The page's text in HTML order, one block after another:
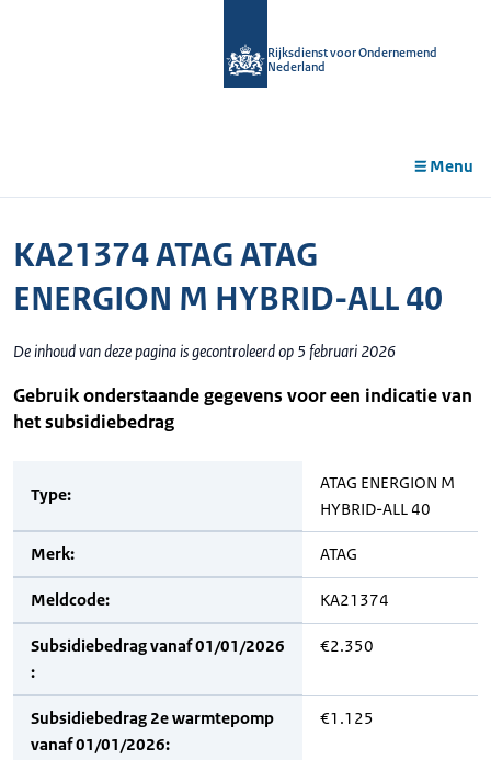
Rijksdienst voor Ondernemend
Nederland
Menu
KA21374 ATAG ATAG
ENERGION M HYBRID-ALL 40
De inhoud van deze pagina is gecontroleerd op 5 februari 2026
Gebruik onderstaande gegevens voor een indicatie van
het subsidiebedrag
Type:
ATAG ENERGION M
HYBRID-ALL 40
Merk: ATAG
Meldcode: KA21374
Subsidiebedrag vanaf 01/01/2026
:
€2.350
Subsidiebedrag 2e warmtepomp
vanaf 01/01/2026:
€1.125